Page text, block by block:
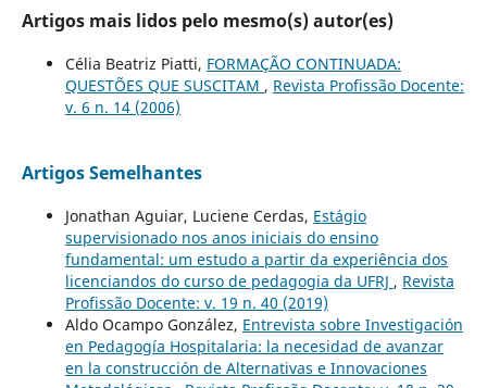
Artigos mais lidos pelo mesmo(s) autor(es)
Célia Beatriz Piatti, FORMAÇÃO CONTINUADA:
QUESTÕES QUE SUSCITAM , Revista Profissão Docente:
v. 6 n. 14 (2006)
Artigos Semelhantes
Jonathan Aguiar, Luciene Cerdas, Estágio
supervisionado nos anos iniciais do ensino
fundamental: um estudo a partir da experiência dos
licenciandos do curso de pedagogia da UFRJ , Revista
Profissão Docente: v. 19 n. 40 (2019)
Aldo Ocampo González, Entrevista sobre Investigación
en Pedagogía Hospitalaria: la necesidad de avanzar
en la construcción de Alternativas e Innovaciones